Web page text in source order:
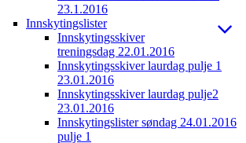
23.1.2016
Innskytingslister
Innskytingsskiver
treningsdag 22.01.2016
Innskytingsskiver laurdag pulje 1
23.01.2016
Innskytingsskiver laurdag pulje2
23.01.2016
Innskytingslister søndag 24.01.2016
pulje 1